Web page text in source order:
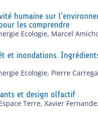
humaine sur
les comprendre
Ecologie, Marcel
et inondations.
Ecologie, Pierre Carrega
et design olfactif
Terre,Xavier